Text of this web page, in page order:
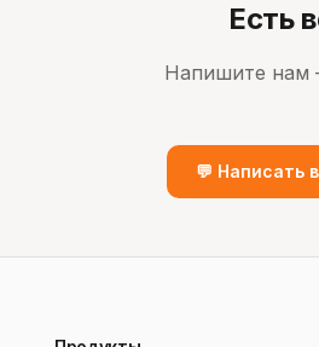
Есть
Напишите нам
💬 Написать